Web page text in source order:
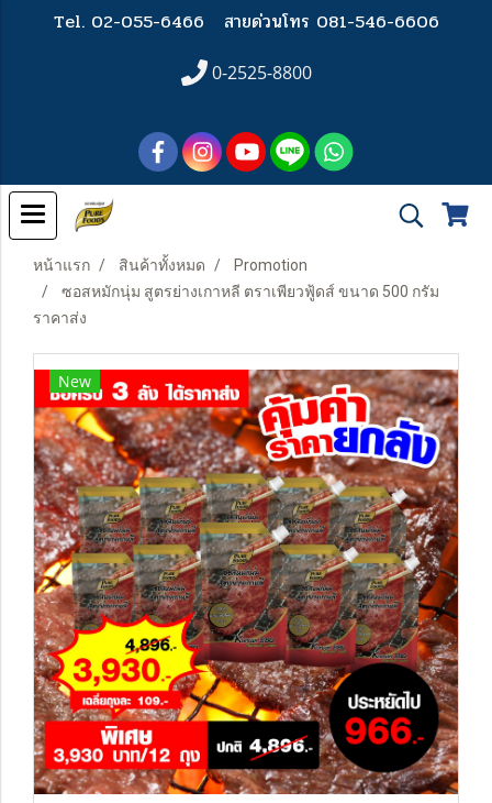
Tel. 02-055-6466 สายด่วนโทร 081-546-6606
0-2525-8800
หน้าแรก สินค้าทั้งหมด
Promotion
ซอสหมักนุ่ม สูตรย่างเกาหลี ตราเพียวฟู้ดส์ ขนาด 500 กรัม
ราคาส่ง
New